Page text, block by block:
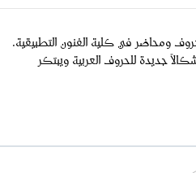
ومحاضر في كلية الفنون التطبيقية.
جديدة للحروف العربية ويبتكر